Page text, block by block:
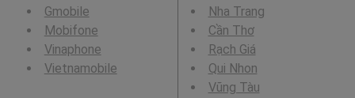
Gmobile
Mobifone
Vinaphone
Vietnamobile
Nha Trang
Cần Thơ
Rạch Giá
Qui Nhon
Vũng Tàu